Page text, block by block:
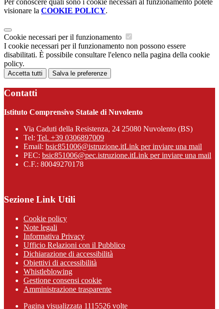
Per conoscere quali sono i cookie necessari al funzionamento potete
visionare la COOKIE POLICY.
Cookie necessari per il funzionamento
I cookie necessari per il funzionamento non possono essere
disabilitati. È possibile consultare l'elenco nella pagina della cookie
policy.
Accetta tutti Salva le preferenze
Contatti
Istituto Comprensivo Statale di Nuvolento
Via Caduti della Resistenza, 24 25080 Nuvolento (BS)
Tel: Tel. +39 0306897009
Email: bsic851006@istruzione.itLink per inviare una mail
PEC: bsic851006@pec.istruzione.itLink per inviare una mail
C.F.: 80049270178
Sezione Link Utili
Cookie policy
Note legali
Informativa Privacy
Ufficio Relazioni con il Pubblico
Dichiarazione di accessibilità
Obiettivi di accessibilità
Whistleblowing
Gestione consensi cookie
Amministrazione trasparente
Pagina visualizzata 1115526 volte